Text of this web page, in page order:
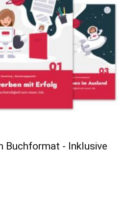
Buchformat - Inklusive